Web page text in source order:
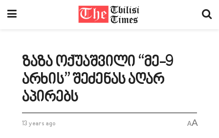
ზაზა ოქუაშვილი “მე-9
არხის” შეძენას აღარ
აპირებს
13 years ago AA